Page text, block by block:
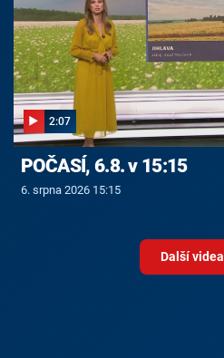
2:07
POČASÍ, 6.8. v 15:15
6. srpna 2026 15:15
Další videa